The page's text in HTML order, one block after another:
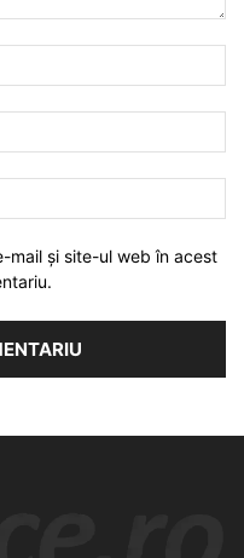
mail și site-ul web în acest